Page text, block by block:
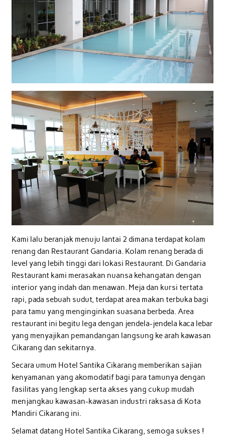
Kami lalu beranjak menuju lantai 2 dimana terdapat kolam
renang dan Restaurant Gandaria. Kolam renang berada di
level yang lebih tinggi dari lokasi Restaurant. Di Gandaria
Restaurant kami merasakan nuansa kehangatan dengan
interior yang indah dan menawan. Meja dan kursi tertata
rapi, pada sebuah sudut, terdapat area makan terbuka bagi
para tamu yang menginginkan suasana berbeda. Area
restaurant ini begitu lega dengan jendela-jendela kaca lebar
yang menyajikan pemandangan langsung ke arah kawasan
Cikarang dan sekitarnya.
Secara umum Hotel Santika Cikarang memberikan sajian
kenyamanan yang akomodatif bagi para tamunya dengan
fasilitas yang lengkap serta akses yang cukup mudah
menjangkau kawasan-kawasan industri raksasa di Kota
Mandiri Cikarang ini.
Selamat datang Hotel Santika Cikarang, semoga sukses !